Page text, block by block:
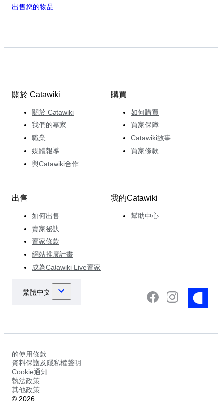
出售您的物品
關於 Catawiki
關於 Catawiki
我們的專家
職業
媒體報導
與Catawiki合作
購買
如何購買
買家保障
Catawiki故事
買家條款
出售
如何出售
賣家祕訣
賣家條款
網站推廣計畫
成為Catawiki Live賣家
我的Catawiki
幫助中心
的使用條款
資料保護及隱私權聲明
Cookie通知
執法政策
其他政策
© 2026